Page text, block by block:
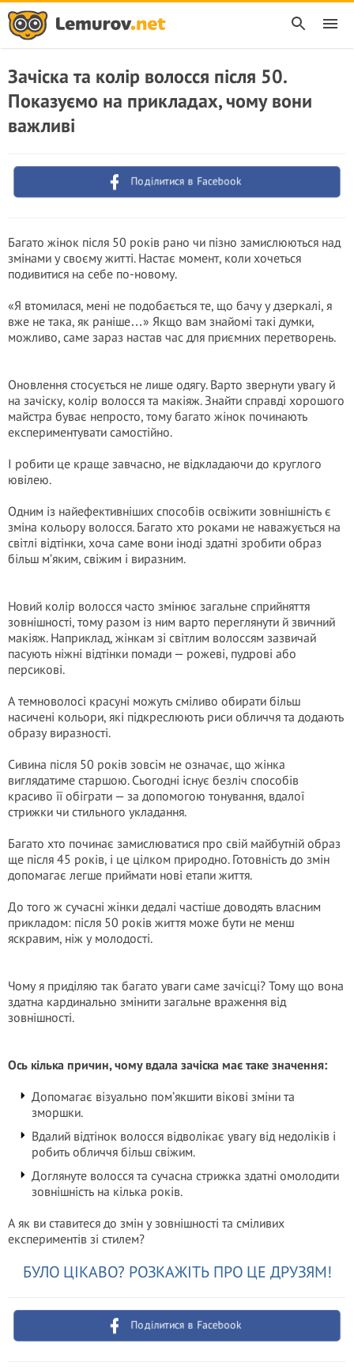
Зачіска та колір волосся після 50.
Показуємо на прикладах, чому вони
важливі
Поділитися в Facebook
Багато жінок після 50 років рано чи пізно замислюються над
змінами у своєму житті. Настає момент, коли хочеться
подивитися на себе по-новому.
«Я втомилася, мені не подобається те, що бачу у дзеркалі, я
вже не така, як раніше…» Якщо вам знайомі такі думки,
можливо, саме зараз настав час для приємних перетворень.
Оновлення стосується не лише одягу. Варто звернути увагу й
на зачіску, колір волосся та макіяж. Знайти справді хорошого
майстра буває непросто, тому багато жінок починають
експериментувати самостійно.
І робити це краще завчасно, не відкладаючи до круглого
ювілею.
Одним із найефективніших способів освіжити зовнішність є
зміна кольору волосся. Багато хто роками не наважується на
світлі відтінки, хоча саме вони іноді здатні зробити образ
більш м’яким, свіжим і виразним.
Новий колір волосся часто змінює загальне сприйняття
зовнішності, тому разом із ним варто переглянути й звичний
макіяж. Наприклад, жінкам зі світлим волоссям зазвичай
пасують ніжні відтінки помади — рожеві, пудрові або
персикові.
А темноволосі красуні можуть сміливо обирати більш
насичені кольори, які підкреслюють риси обличчя та додають
образу виразності.
Сивина після 50 років зовсім не означає, що жінка
виглядатиме старшою. Сьогодні існує безліч способів
красиво її обіграти — за допомогою тонування, вдалої
стрижки чи стильного укладання.
Багато хто починає замислюватися про свій майбутній образ
ще після 45 років, і це цілком природно. Готовність до змін
допомагає легше приймати нові етапи життя.
До того ж сучасні жінки дедалі частіше доводять власним
прикладом: після 50 років життя може бути не менш
яскравим, ніж у молодості.
Чому я приділяю так багато уваги саме зачісці? Тому що вона
здатна кардинально змінити загальне враження від
зовнішності.
Ось кілька причин, чому вдала зачіска має таке значення:
Допомагає візуально пом’якшити вікові зміни та
зморшки.
Вдалий відтінок волосся відволікає увагу від недоліків і
робить обличчя більш свіжим.
Доглянуте волосся та сучасна стрижка здатні омолодити
зовнішність на кілька років.
А як ви ставитеся до змін у зовнішності та сміливих
експериментів зі стилем?
БУЛО ЦІКАВО? РОЗКАЖІТЬ ПРО ЦЕ ДРУЗЯМ!
Поділитися в Facebook